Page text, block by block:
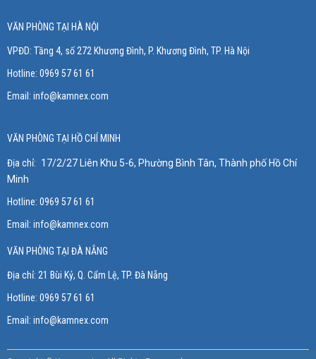
VĂN PHÒNG TẠI HÀ NỘI
VPĐD: Tầng 4, số 272 Khương Đình, P. Khương Đình, TP. Hà Nội
Hotline: 0969 57 61 61
Email: info@kamnex.com
VĂN PHÒNG TẠI HỒ CHÍ MINH
Địa chỉ: 17/2/27 Liên Khu 5-6, Phường Bình Tân, Thành phố Hồ Chí
Minh
Hotline: 0969 57 61 61
Email: info@kamnex.com
VĂN PHÒNG TẠI ĐÀ NẴNG
Địa chỉ: 21 Bùi Kỷ, Q. Cẩm Lệ, TP. Đà Nẵng
Hotline: 0969 57 61 61
Email: info@kamnex.com